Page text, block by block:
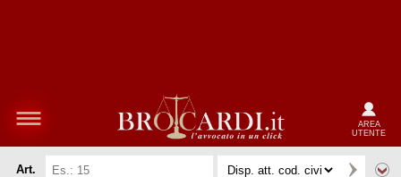
AREA
UTENTE
Art.